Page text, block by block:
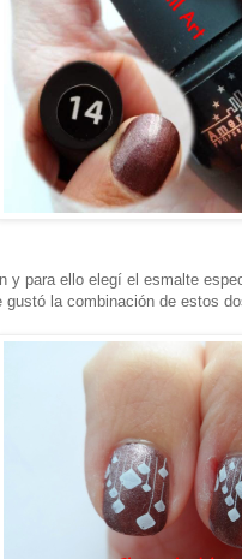
y para ello elegí el esmalte
la combinación de estos